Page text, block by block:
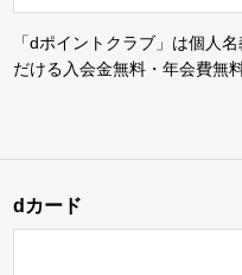
「dポイントクラブ」は個人
だける入会金無料・年会費無
dカード